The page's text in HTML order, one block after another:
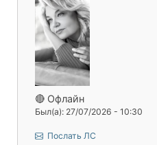
🔴 Офлайн
Был(а): 27/07/2026 - 10:30
Послать ЛС